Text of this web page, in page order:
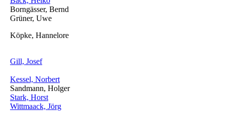
Borngässer, Bernd
Grüner, Uwe
Köpke, Hannelore
Gill, Josef
Kessel, Norbert
Sandmann, Holger
Stark, Horst
Wittmaack, Jörg